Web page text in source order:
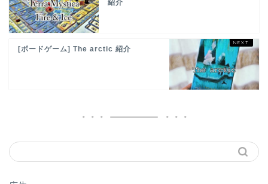
紹介
[ボードゲーム] The arctic 紹介